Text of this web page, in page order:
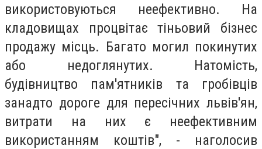
використовуються неефективно. На
кладовищах процвітає тіньовий бізнес
продажу місць. Багато могил покинутих
або недоглянутих. Натомість,
будівництво пам'ятників та гробівців
занадто дороге для пересічних львів'ян,
витрати на них є неефективним
використанням коштів", - наголосив